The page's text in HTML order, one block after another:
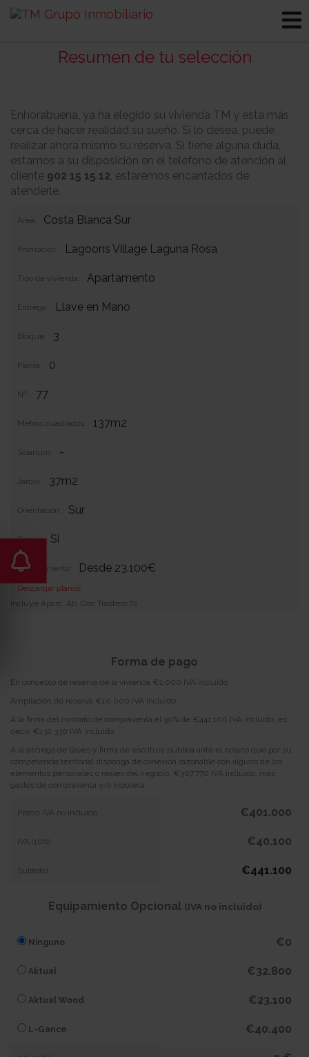
Resumen de tu selección
Enhorabuena, ya ha elegido su vivienda TM y está más
cerca de hacer realidad su sueño. Si lo desea, puede
realizar ahora mismo su reserva. Si tiene alguna duda,
estamos a su disposición en el teléfono de atención al
cliente 902 15 15 12, estaremos encantados de
atenderle.
Área: Costa Blanca Sur
Promoción: Lagoons Village Laguna Rosa
Tipo de vivienda: Apartamento
Entrega: Llave en Mano
Bloque: 3
Planta: 0
Nº: 77
Metros cuadrados: 137m2
Solarium: -
Jardin: 37m2
Orientacion: Sur
Garaje: Si
Equipamiento: Desde 23.100€
Descargar planos
Incluye Aparc. Ab. Con Trastero 72
Forma de pago
En concepto de reserva de la vivienda €1.000 IVA incluido
Ampliación de reserva €10.000 IVA incluido
A la firma del contrato de compraventa el 30% de €441.100 IVA incluido, es
decir, €132.330 IVA incluido
A la entrega de llaves y firma de escritura pública ante el notario que por su
competencia territorial disponga de conexión razonable con alguno de los
elementos personales o reales del negocio, €307.770 IVA incluido, más
gastos de compraventa y/o hipoteca
Precio IVA no incluido €401.000
IVA (10%) €40.100
Subtotal €441.100
Equipamiento Opcional (IVA no incluido)
Ninguno €0
Aktual €32.800
Aktual Wood €23.100
L-Gance €40.400